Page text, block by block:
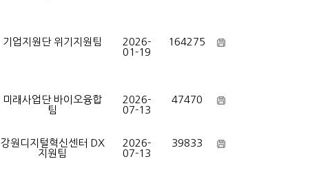
기업지원단 위기지원팀
2026-
01-19
164275
미래사업단 바이오융합
팀
2026-
07-13
47470
강원디지털혁신센터 DX
지원팀
2026-
07-13
39833